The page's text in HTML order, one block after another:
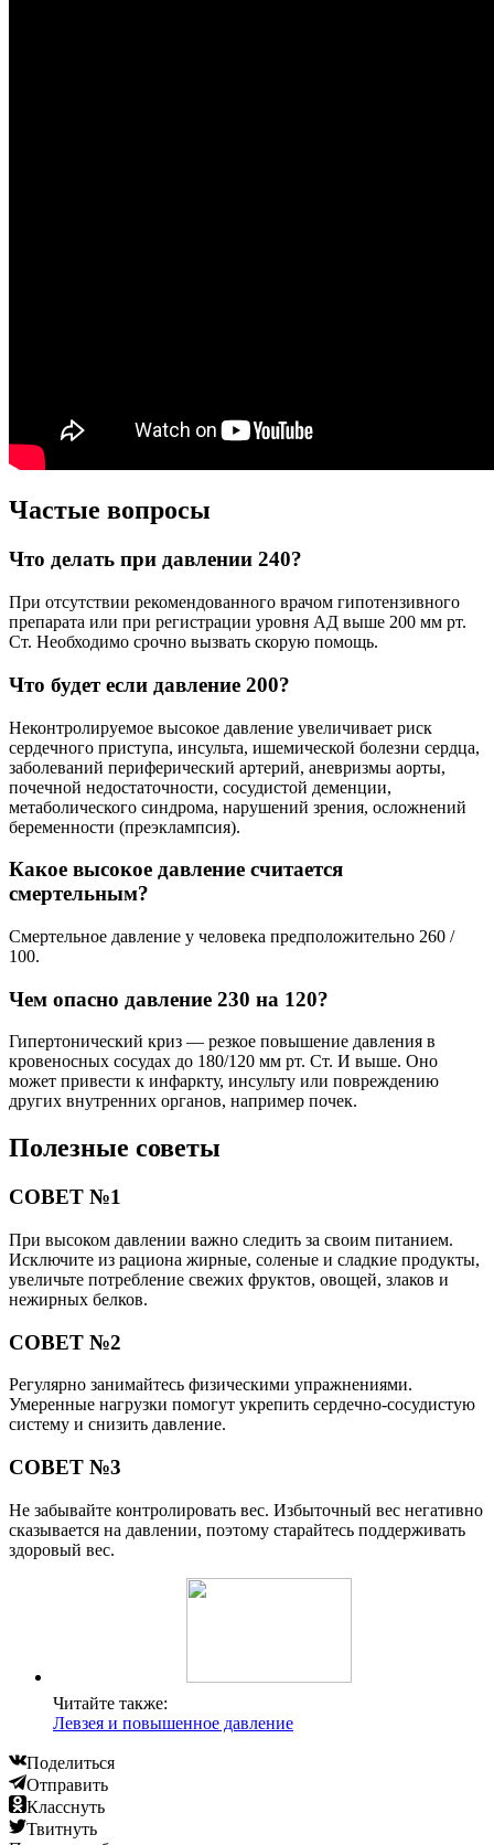
Частые вопросы
Что делать при давлении 240?
При отсутствии рекомендованного врачом гипотензивного
препарата или при регистрации уровня АД выше 200 мм рт.
Ст. Необходимо срочно вызвать скорую помощь.
Что будет если давление 200?
Неконтролируемое высокое давление увеличивает риск
сердечного приступа, инсульта, ишемической болезни сердца,
заболеваний периферический артерий, аневризмы аорты,
почечной недостаточности, сосудистой деменции,
метаболического синдрома, нарушений зрения, осложнений
беременности (преэклампсия).
Какое высокое давление считается
смертельным?
Смертельное давление у человека предположительно 260 /
100.
Чем опасно давление 230 на 120?
Гипертонический криз — резкое повышение давления в
кровеносных сосудах до 180/120 мм рт. Ст. И выше. Оно
может привести к инфаркту, инсульту или повреждению
других внутренних органов, например почек.
Полезные советы
СОВЕТ №1
При высоком давлении важно следить за своим питанием.
Исключите из рациона жирные, соленые и сладкие продукты,
увеличьте потребление свежих фруктов, овощей, злаков и
нежирных белков.
СОВЕТ №2
Регулярно занимайтесь физическими упражнениями.
Умеренные нагрузки помогут укрепить сердечно-сосудистую
систему и снизить давление.
СОВЕТ №3
Не забывайте контролировать вес. Избыточный вес негативно
сказывается на давлении, поэтому старайтесь поддерживать
здоровый вес.
Читайте также:
Левзея и повышенное давление
Поделиться
Отправить
Класснуть
Твитнуть